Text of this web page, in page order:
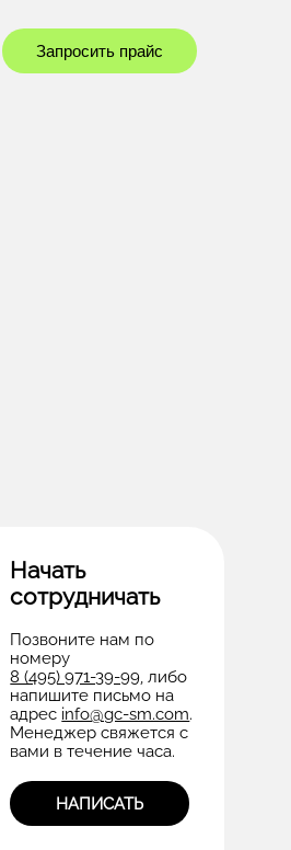
Запросить прайс
Начать
сотрудничать
Позвоните нам по
номеру
8 (495) 971-39-99 , либо
напишите письмо на
адрес info@gc-sm.com.
Менеджер свяжется с
вами в течение часа.
НАПИСАТЬ